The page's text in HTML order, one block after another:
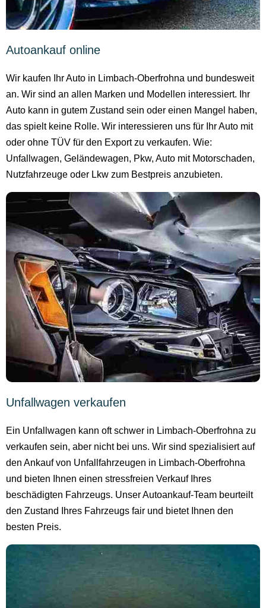
Autoankauf online
Wir kaufen Ihr Auto in Limbach-Oberfrohna und bundesweit
an. Wir sind an allen Marken und Modellen interessiert. Ihr
Auto kann in gutem Zustand sein oder einen Mangel haben,
das spielt keine Rolle. Wir interessieren uns für Ihr Auto mit
oder ohne TÜV für den Export zu verkaufen. Wie:
Unfallwagen, Geländewagen, Pkw, Auto mit Motorschaden,
Nutzfahrzeuge oder Lkw zum Bestpreis anzubieten.
Unfallwagen verkaufen
Ein Unfallwagen kann oft schwer in Limbach-Oberfrohna zu
verkaufen sein, aber nicht bei uns. Wir sind spezialisiert auf
den Ankauf von Unfallfahrzeugen in Limbach-Oberfrohna
und bieten Ihnen einen stressfreien Verkauf Ihres
beschädigten Fahrzeugs. Unser Autoankauf-Team beurteilt
den Zustand Ihres Fahrzeugs fair und bietet Ihnen den
besten Preis.